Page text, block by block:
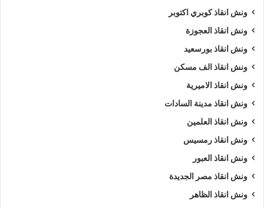
ونش انقاذ كوبري اكتوبر
ونش انقاذ العجوزة
ونش انقاذ بورسعيد
ونش انقاذ الف مسكن
ونش انقاذ الاميرية
ونش انقاذ مدينة السادات
ونش انقاذ العلمين
ونش انقاذ رمسيس
ونش انقاذ العبور
ونش انقاذ مصر الجديدة
ونش انقاذ الظاهر